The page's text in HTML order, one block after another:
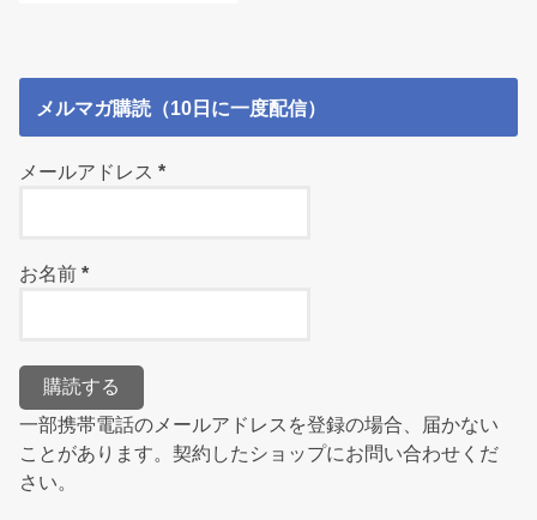
メルマガ購読（10日に一度配信）
メールアドレス*
お名前*
一部携帯電話のメールアドレスを登録の場合、届かない
ことがあります。契約したショップにお問い合わせくだ
さい。